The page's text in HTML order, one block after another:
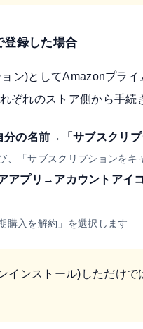
録した場合
ン)としてAmazonプラ
ぞれのストア側から手続
の名前→「サブスクリプ
、「サブスクリプションをキ
アプリ→アカウントア
購入を解約」を選択します
インストール)しただけ